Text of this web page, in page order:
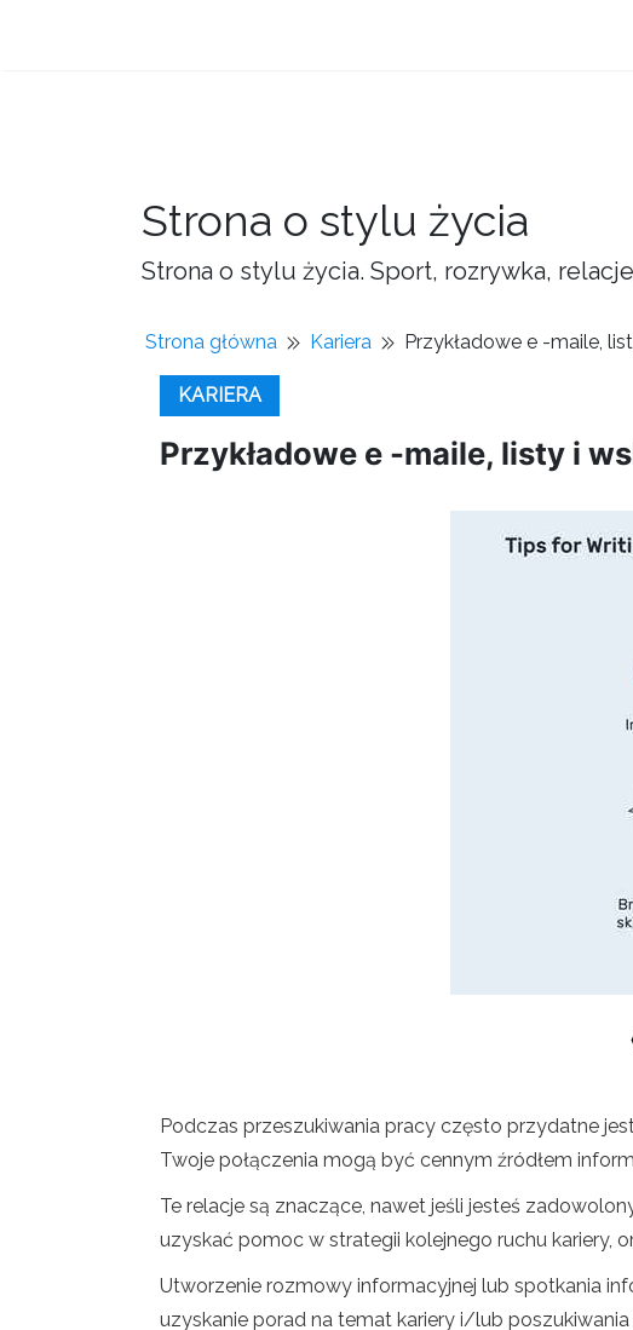
Strona o stylu życia
Strona o stylu życia. Sport, rozrywka,
Strona główna Kariera Przykładowe e -maile,
KARIERA
Przykładowe e -maile, listy i
Podczas przeszukiwania pracy często przydatne
Twoje połączenia mogą być cennym źródłem
Te relacje są znaczące, nawet jeśli jesteś
uzyskać pomoc w strategii kolejnego ruchu kariery,
Utworzenie rozmowy informacyjnej lub spotkania
uzyskanie porad na temat kariery i/lub poszukiwania